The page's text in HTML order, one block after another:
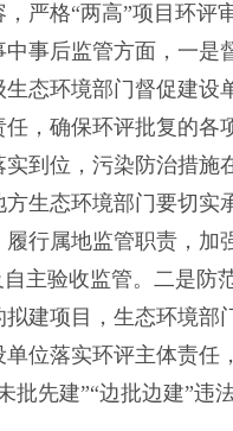
严格“两高”项目环评
后监管方面，一是
态环境部门督促建设
，确保环评批复的各
到位，污染防治措施
生态环境部门要切实
履行属地监管职责，加
主验收监管。二是防
拟建项目，生态环境部
位落实环评主体责任
批先建”“边批边建”违